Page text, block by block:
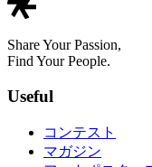
Share Your Passion,
Find Your People.
Useful
コンテスト
マガジン